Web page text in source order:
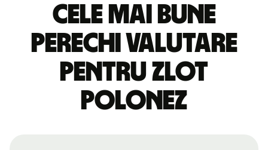
Cele mai bune
perechi valutare
pentru zlot
polonez